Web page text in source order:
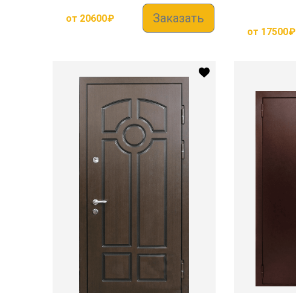
от 20600₽ Заказать
от 17500₽